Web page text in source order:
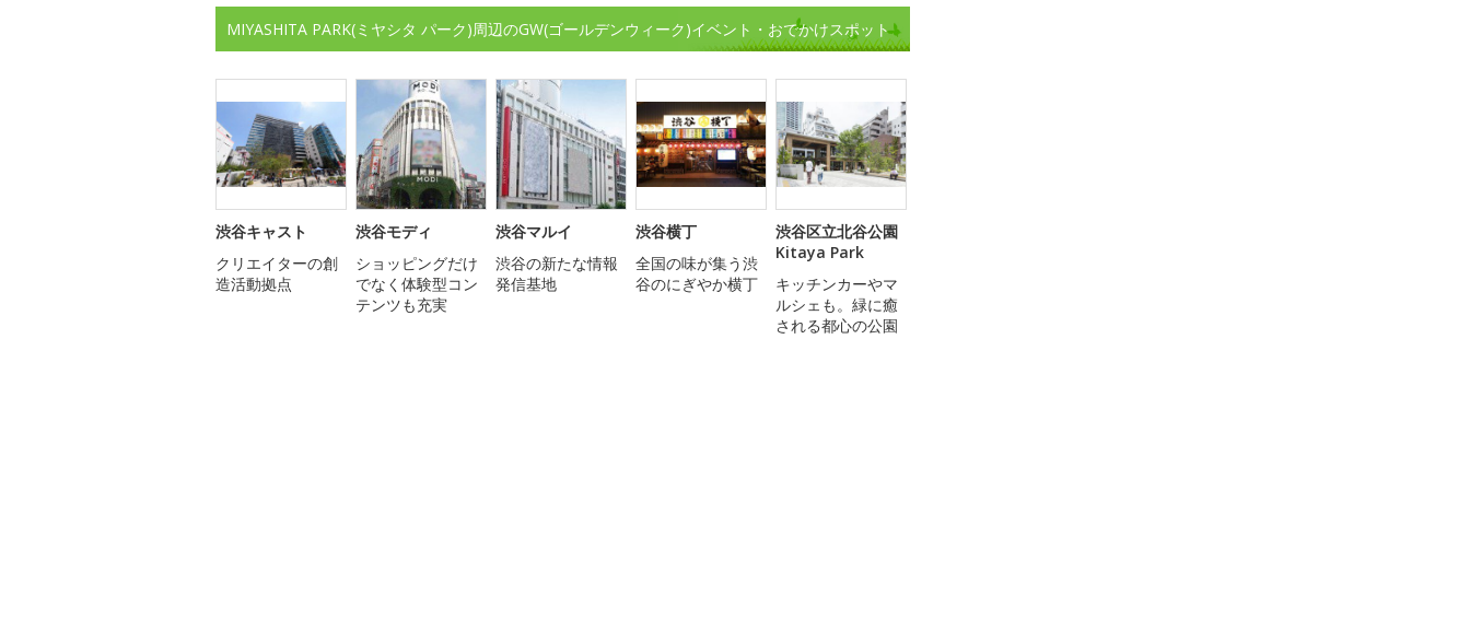
MIYASHITA PARK(ミヤシタ パーク)周辺のGW(ゴールデンウィーク)イベント・おでかけスポット
渋谷キャスト
クリエイターの創
造活動拠点
渋谷モディ
ショッピングだけ
でなく体験型コン
テンツも充実
渋谷マルイ
渋谷の新たな情報
発信基地
渋谷横丁
全国の味が集う渋
谷のにぎやか横丁
渋谷区立北谷公園
Kitaya Park
キッチンカーやマ
ルシェも。緑に癒
される都心の公園